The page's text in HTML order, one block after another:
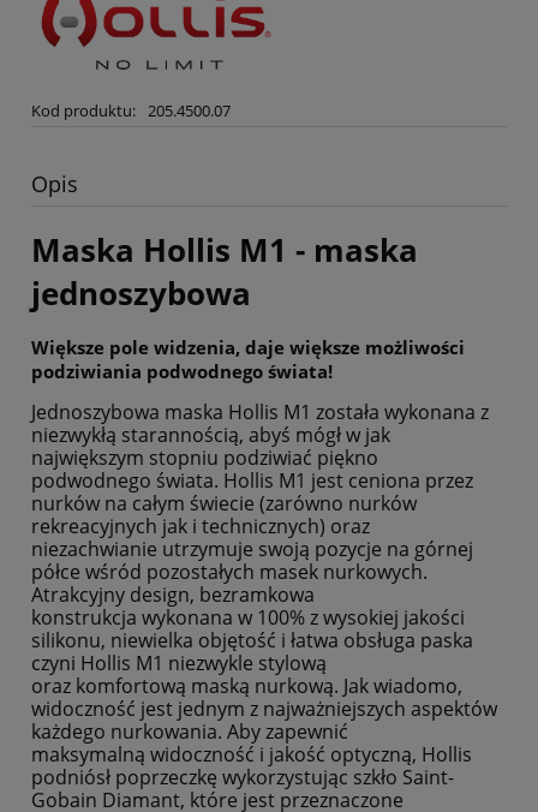
Kod produktu: 205.4500.07
Opis
Maska Hollis M1 - maska
jednoszybowa
Większe pole widzenia, daje większe możliwości
podziwiania podwodnego świata!
Jednoszybowa maska Hollis M1 została wykonana z
niezwykłą starannością, abyś mógł w jak
największym stopniu podziwiać piękno
podwodnego świata. Hollis M1 jest ceniona przez
nurków na całym świecie (zarówno nurków
rekreacyjnych jak i technicznych) oraz
niezachwianie utrzymuje swoją pozycje na górnej
półce wśród pozostałych masek nurkowych.
Atrakcyjny design, bezramkowa
konstrukcja wykonana w 100% z wysokiej jakości
silikonu, niewielka objętość i łatwa obsługa paska
czyni Hollis M1 niezwykle stylową
oraz komfortową maską nurkową. Jak wiadomo,
widoczność jest jednym z najważniejszych aspektów
każdego nurkowania. Aby zapewnić
maksymalną widoczność i jakość optyczną, Hollis
podniósł poprzeczkę wykorzystując szkło Saint-
Gobain Diamant, które jest przeznaczone